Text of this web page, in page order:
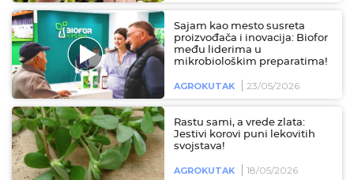
Sajam kao mesto susreta
proizvođača i inovacija: Biofor
među liderima u
mikrobiološkim preparatima!
AGROKUTAK 23/05/2026
Rastu sami, a vrede zlata:
Jestivi korovi puni lekovitih
svojstava!
AGROKUTAK 18/05/2026